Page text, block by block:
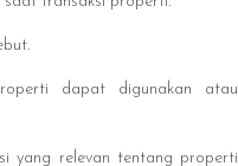
dapat digunakan atau
yang relevan tentang properti